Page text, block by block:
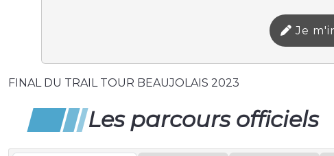
Je
FINAL DU TRAIL TOUR BEAUJOLAIS 2023
Les parcours officiels